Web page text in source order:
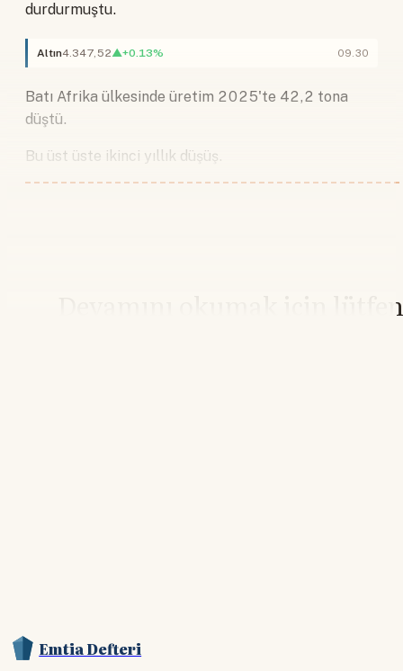
durdurmuştu.
Altın4.347,52▲+0.13% 09.30
Batı Afrika ülkesinde üretim 2025'te 42,2 tona
düştü.
Bu üst üste ikinci yıllık düşüş.
Devamını okumak için lütfen
Emtia Defteri